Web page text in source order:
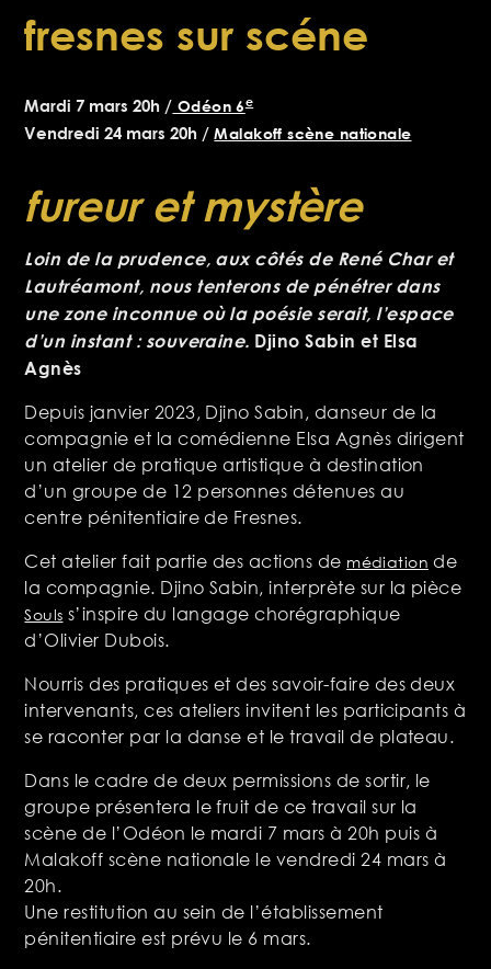
fresnes sur scéne
Mardi 7 mars 20h / Odéon 6e
Vendredi 24 mars 20h /Malakoff scène nationale
fureur et mystère
Loin de la prudence, aux côtés de René Char et
Lautréamont, nous tenterons de pénétrer dans
une zone inconnue où la poésie serait, l’espace
d’un instant : souveraine. Djino Sabin et Elsa
Agnès
Depuis janvier 2023, Djino Sabin, danseur de la
compagnie et la comédienne Elsa Agnès dirigent
un atelier de pratique artistique à destination
d’un groupe de 12 personnes détenues au
centre pénitentiaire de Fresnes.
Cet atelier fait partie des actions de médiation de
la compagnie. Djino Sabin, interprète sur la pièce
Souls s’inspire du langage chorégraphique
d’Olivier Dubois.
Nourris des pratiques et des savoir-faire des deux
intervenants, ces ateliers invitent les participants à
se raconter par la danse et le travail de plateau.
Dans le cadre de deux permissions de sortir, le
groupe présentera le fruit de ce travail sur la
scène de l’Odéon le mardi 7 mars à 20h puis à
Malakoff scène nationale le vendredi 24 mars à
20h.
Une restitution au sein de l’établissement
pénitentiaire est prévu le 6 mars.